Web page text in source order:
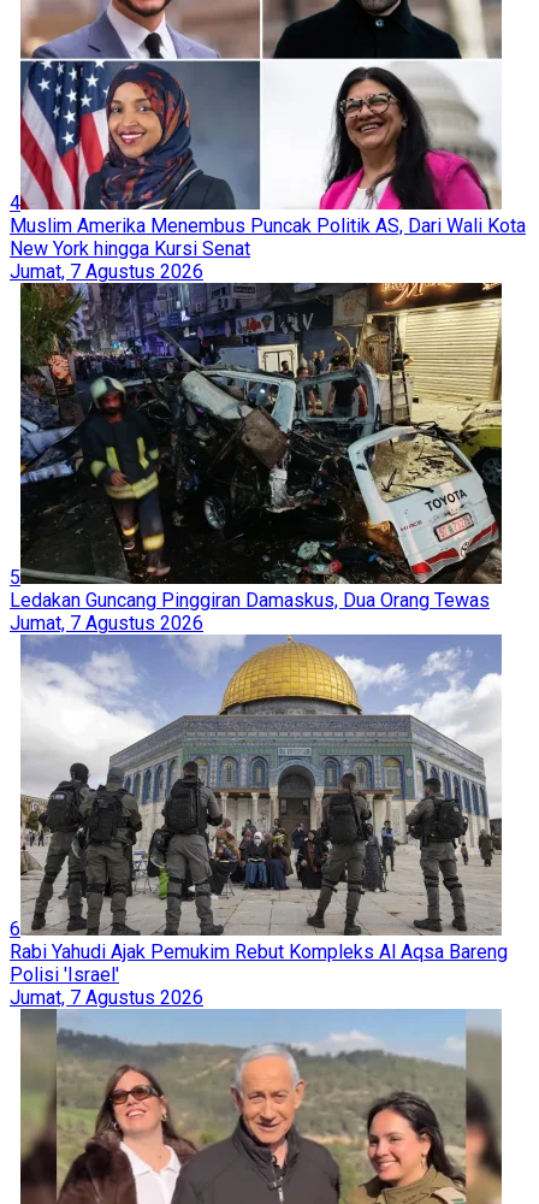
4
Muslim Amerika Menembus Puncak Politik AS, Dari Wali Kota
New York hingga Kursi Senat
Jumat, 7 Agustus 2026
5
Ledakan Guncang Pinggiran Damaskus, Dua Orang Tewas
Jumat, 7 Agustus 2026
6
Rabi Yahudi Ajak Pemukim Rebut Kompleks Al Aqsa Bareng
Polisi 'Israel'
Jumat, 7 Agustus 2026